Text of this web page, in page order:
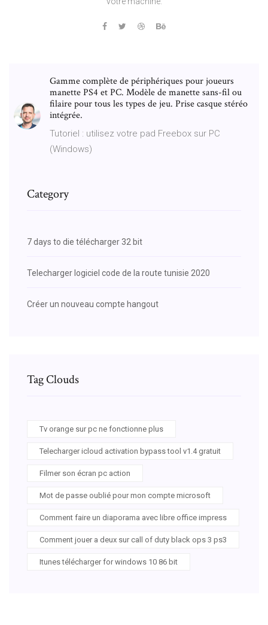
Gamme complète de périphériques pour joueurs
manette PS4 et PC. Modèle de manette sans-fil ou
filaire pour tous les types de jeu. Prise casque stéréo
intégrée.
Tutoriel : utilisez votre pad Freebox sur PC
(Windows)
Category
7 days to die télécharger 32 bit
Telecharger logiciel code de la route tunisie 2020
Créer un nouveau compte hangout
Tag Clouds
Tv orange sur pc ne fonctionne plus
Telecharger icloud activation bypass tool v1.4 gratuit
Filmer son écran pc action
Mot de passe oublié pour mon compte microsoft
Comment faire un diaporama avec libre office impress
Comment jouer a deux sur call of duty black ops 3 ps3
Itunes télécharger for windows 10 86 bit